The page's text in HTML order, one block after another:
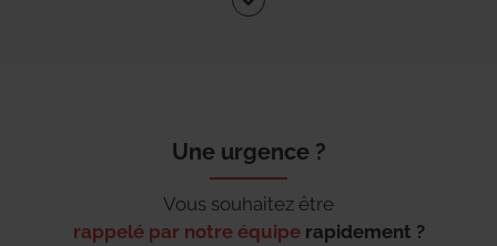
Une urgence ?
Vous souhaitez être
rappelé par notre équipe rapidement ?